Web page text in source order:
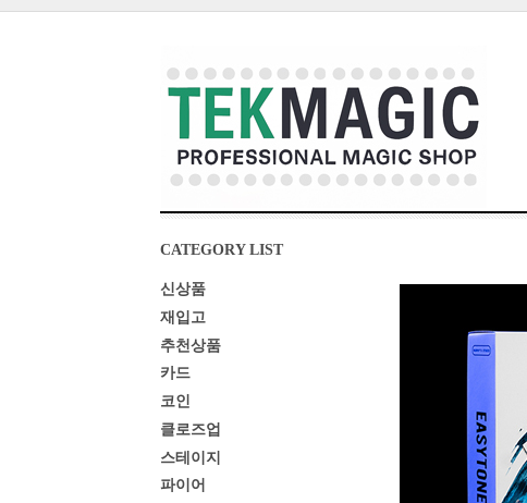
CATEGORY LIST
신상품
재입고
추천상품
카드
코인
클로즈업
스테이지
파이어